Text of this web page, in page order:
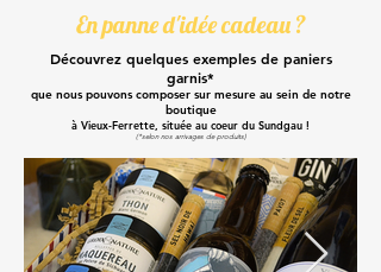
En panne d'idée cadeau ?
Découvrez quelques exemples de paniers
garnis*
que nous pouvons composer sur mesure au sein de notre
boutique
à Vieux-Ferrette, située au coeur du Sundgau !
(*selon nos arrivages de produits)